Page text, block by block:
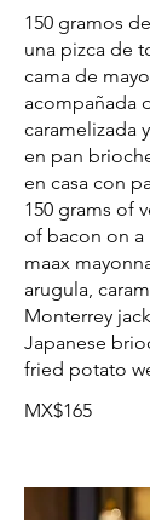
150 gramos
una pizca de
cama de
acompañada
caramelizada
en pan
en casa con
150 grams of
of bacon on
maax
arugula,
Monterrey
Japanese
MX$165